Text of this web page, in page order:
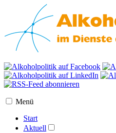
Menü
Start
Aktuell